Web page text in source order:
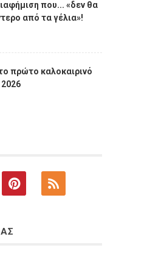
που... «δεν θα
από τα γέλια»!
πρώτο καλοκαιρινό
2026